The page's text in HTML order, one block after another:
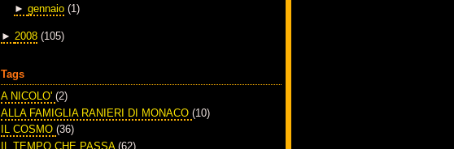
► gennaio (1)
► 2008 (105)
Tags
A NICOLO' (2)
ALLA FAMIGLIA RANIERI DI MONACO (10)
IL COSMO (36)
IL TEMPO CHE PASSA (62)